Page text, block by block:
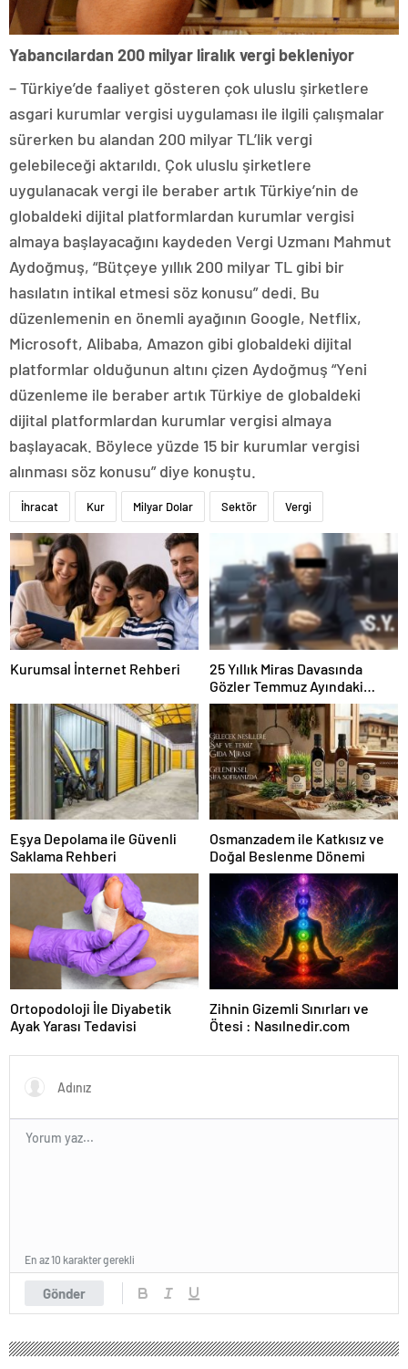
Yabancılardan 200 milyar liralık vergi bekleniyor
– Türkiye’de faaliyet gösteren çok uluslu şirketlere
asgari kurumlar vergisi uygulaması ile ilgili çalışmalar
sürerken bu alandan 200 milyar TL’lik vergi
gelebileceği aktarıldı. Çok uluslu şirketlere
uygulanacak vergi ile beraber artık Türkiye’nin de
globaldeki dijital platformlardan kurumlar vergisi
almaya başlayacağını kaydeden Vergi Uzmanı Mahmut
Aydoğmuş, “Bütçeye yıllık 200 milyar TL gibi bir
hasılatın intikal etmesi söz konusu” dedi. Bu
düzenlemenin en önemli ayağının Google, Netflix,
Microsoft, Alibaba, Amazon gibi globaldeki dijital
platformlar olduğunun altını çizen Aydoğmuş “Yeni
düzenleme ile beraber artık Türkiye de globaldeki
dijital platformlardan kurumlar vergisi almaya
başlayacak. Böylece yüzde 15 bir kurumlar vergisi
alınması söz konusu” diye konuştu.
İhracat Kur Milyar Dolar Sektör Vergi
Kurumsal İnternet Rehberi
25 Yıllık Miras Davasında
Gözler Temmuz Ayındaki
Karar Duruşmasına Çevrildi
Eşya Depolama ile Güvenli
Saklama Rehberi
Osmanzadem ile Katkısız ve
Doğal Beslenme Dönemi
Ortopodoloji İle Diyabetik
Ayak Yarası Tedavisi
Zihnin Gizemli Sınırları ve
Ötesi : Nasılnedir.com
Gönder
En az 10 karakter gerekli